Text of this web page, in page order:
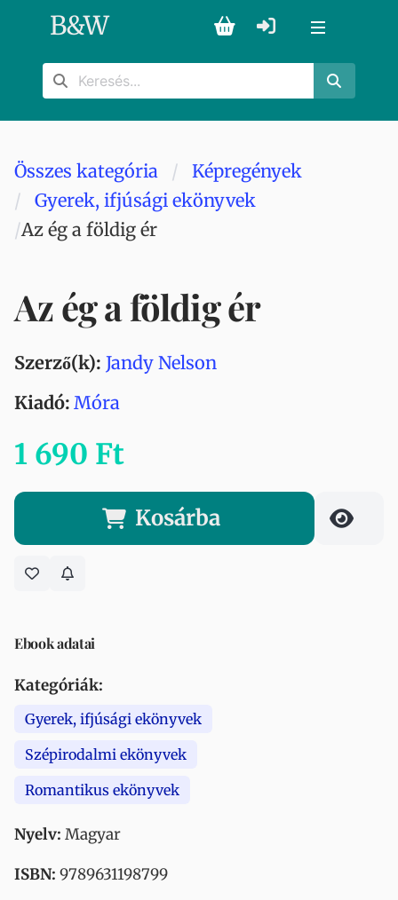
B&W
Összes kategória
Képregények
Gyerek, ifjúsági ekönyvek
Az ég a földig ér
Az ég a földig ér
Szerző(k): Jandy Nelson
Kiadó: Móra
1 690 Ft
Kosárba
Ebook adatai
Kategóriák:
Gyerek, ifjúsági ekönyvek
Szépirodalmi ekönyvek
Romantikus ekönyvek
Nyelv: Magyar
ISBN: 9789631198799